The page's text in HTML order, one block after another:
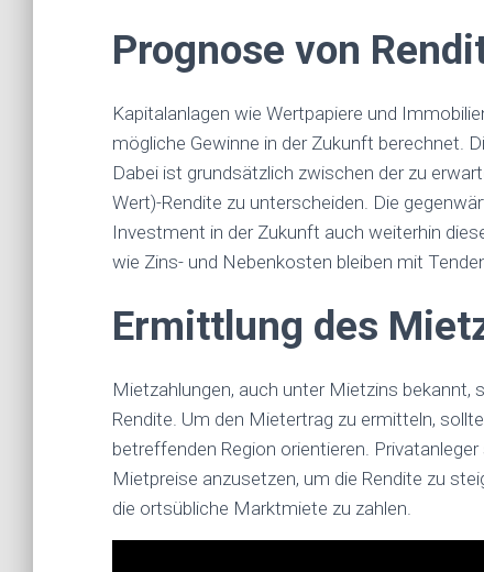
Prognose von
Kapitalanlagen wie Wertpapiere und
mögliche Gewinne in der Zukunft berechnet.
Dabei ist grundsätzlich zwischen der zu
Wert)-Rendite zu unterscheiden. Die
Investment in der Zukunft auch weiterhin
wie Zins- und Nebenkosten bleiben mit
Ermittlung des
Mietzahlungen, auch unter Mietzins bekannt,
Rendite. Um den Mietertrag zu ermitteln,
betreffenden Region orientieren.
Mietpreise anzusetzen, um die Rendite zu
die ortsübliche Marktmiete zu zahlen.